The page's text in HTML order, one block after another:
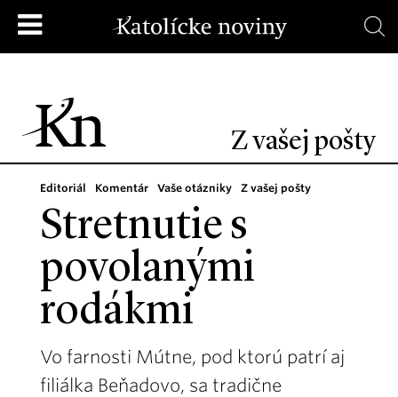
Z vašej pošty
Editoriál Komentár Vaše otázniky Z vašej pošty
Stretnutie s
povolanými
rodákmi
Vo farnosti Mútne, pod ktorú patrí aj
filiálka Beňadovo, sa tradične